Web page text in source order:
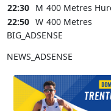
22:30
M 400 Metres
22:50 W 400 Metres
BIG_ADSENSE
NEWS_ADSENSE